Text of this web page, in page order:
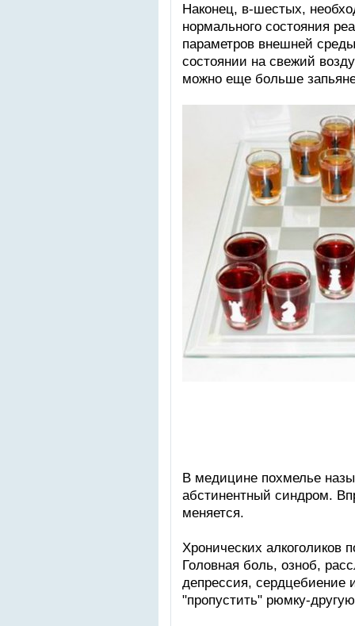
Наконец, в-шестых,
нормального состояния
параметров внешней
состоянии на свежий
можно еще больше
В медицине похмелье
абстинентный синдром.
меняется.
Хронических алкоголиков
Головная боль, озноб,
депрессия, сердцебиение
"пропустить" рюмку-